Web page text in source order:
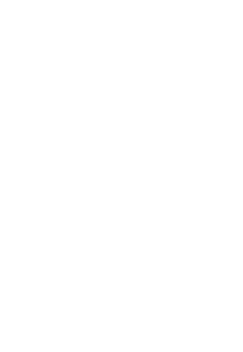
束了在康奈利剧场（